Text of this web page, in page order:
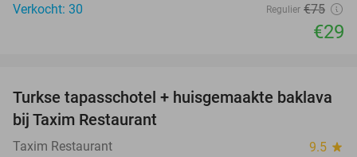
Verkocht: 30
Regulier €75
€29
24%
Turkse tapasschotel + huisgemaakte baklava
bij Taxim Restaurant
Taxim Restaurant 9.5 star